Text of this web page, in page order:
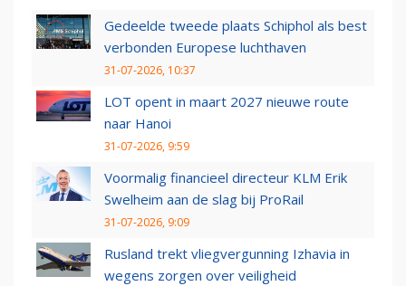
Gedeelde tweede plaats Schiphol als best
verbonden Europese luchthaven
31-07-2026, 10:37
LOT opent in maart 2027 nieuwe route
naar Hanoi
31-07-2026, 9:59
Voormalig financieel directeur KLM Erik
Swelheim aan de slag bij ProRail
31-07-2026, 9:09
Rusland trekt vliegvergunning Izhavia in
wegens zorgen over veiligheid